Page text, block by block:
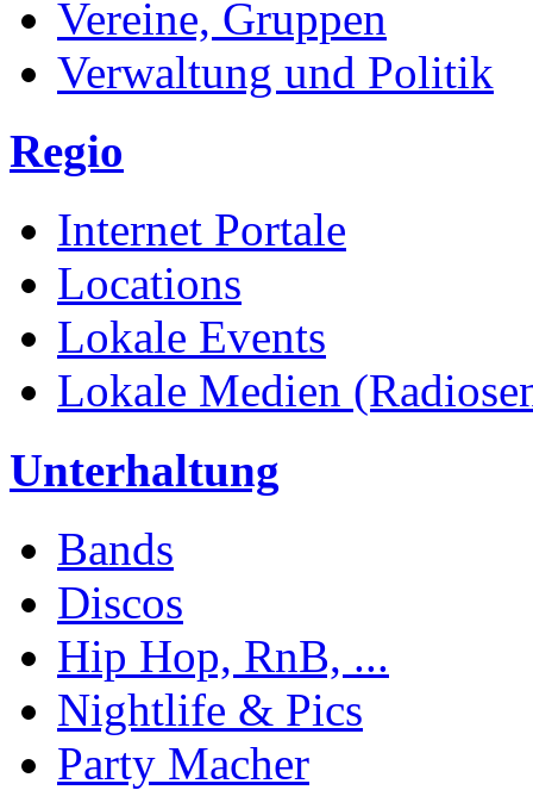
Vereine, Gruppen
Verwaltung und Politik
Regio
Internet Portale
Locations
Lokale Events
Lokale Medien
Unterhaltung
Bands
Discos
Hip Hop, RnB, ...
Nightlife & Pics
Party Macher